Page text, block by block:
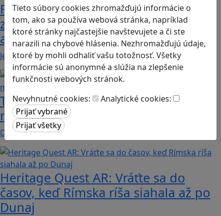
Tieto súbory cookies zhromažďujú informácie o
tom, ako sa používa webová stránka, napríklad
ktoré stránky najčastejšie navštevujete a či ste
narazili na chybové hlásenia. Nezhromažďujú údaje,
ktoré by mohli odhaliť vašu totožnosť. Všetky
informácie sú anonymné a slúžia na zlepšenie
funkčnosti webových stránok.
Nevyhnutné cookies:
Analytické cookies:
Fotografujte zvieratká, aby ste
zachránili ostrov v Alba: A Wildlife
adventure
Jednoduchá hra, vhodná pre kohokoľvek z rodiny,…
Tick Tock: A Tale for Tw‪o je hra s
netradičnou mechanikou spolupráce
Dvaja hráči simultánne lúštia bizarné logické…
Heritage Quest AR: Vráťte sa do
časov, keď Rímska ríša siahala až po
Dunaj